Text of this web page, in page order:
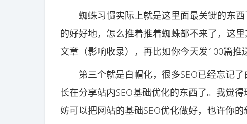
蜘蛛习惯实际上就是这里面最关键的东西
的好好地，怎么推着推着蜘蛛都不来了，这
文章（影响收录），再比如你今天发100篇推
第三个就是白帽化，很多SEO已经忘记了
长在分享站内SEO基础优化的东西了。我觉
妨可以把网站的基础SEO优化做好，也许你的